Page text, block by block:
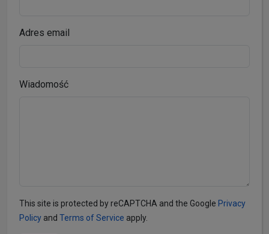
Adres email
Wiadomość
This site is protected by reCAPTCHA and the Google Privacy
Policy and Terms of Service apply.